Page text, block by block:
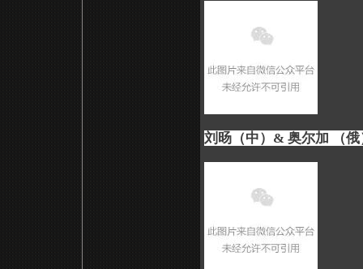
刘旸（中）& 奥尔加 （